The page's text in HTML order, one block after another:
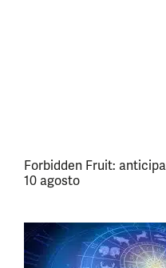
Forbidden Fruit:
10 agosto